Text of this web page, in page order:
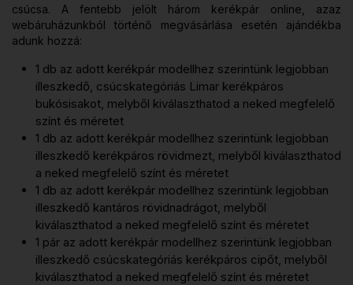
csúcsa. A fentebb jelölt három kerékpár online, azaz
webáruházunkból történő megvásárlása esetén ajándékba
adunk hozzá:
1 db az adott kerékpár modellhez szerintünk legjobban
illeszkedő, csúcskategóriás Limar kerékpáros
bukósisakot, melyből kiválaszthatod a neked megfelelő
színt és méretet
1 db az adott kerékpár modellhez szerintünk legjobban
illeszkedő kerékpáros rövidmezt, melyből kiválaszthatod
a neked megfelelő színt és méretet
1 db az adott kerékpár modellhez szerintünk legjobban
illeszkedő kantáros rövidnadrágot, melyből
kiválaszthatod a neked megfelelő színt és méretet
1 pár az adott kerékpár modellhez szerintünk legjobban
illeszkedő csúcskategóriás kerékpáros cipőt, melyből
kiválaszthatod a neked megfelelő színt és méretet